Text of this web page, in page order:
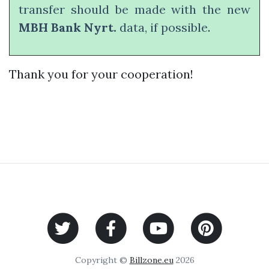
transfer should be made with the new
MBH Bank Nyrt. data, if possible.
Thank you for your cooperation!
Copyright © Billzone.eu2026